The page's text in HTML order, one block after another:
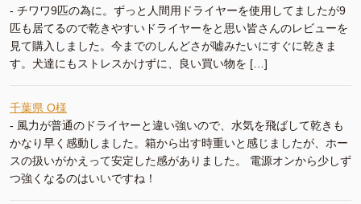
- チワワ9匹の為に。ずっと人間用ドライヤーを使用してましたが9
匹も居てるので乾きやすいドライヤーをと思い皆さんのレビューを
見て購入しました。今までのしんどさが嘘みたいにすぐに乾きま
す。犬達にもストレスかけずに、良い買い物を […]
千葉県 O様
- 風力が普通のドライヤーと違い強いので、水気を飛ばして乾きも
かなり早く感動しました。箱から出す時重いと感じましたが、ホー
スの扱いがかえって安定した感がありました。 電源オンから少しず
つ強くなるのはいいですね！